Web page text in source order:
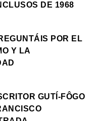
DE 1968
POR EL
Y LA
GUTÍ-FÔGO